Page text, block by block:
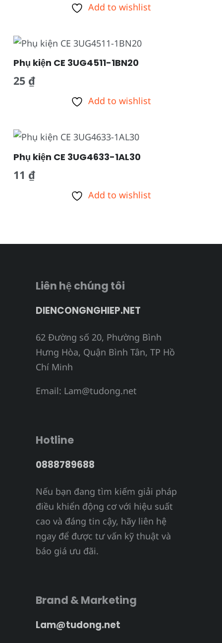
Add to wishlist
Phụ kiện CE 3UG4511-1BN20
25 ₫
Add to wishlist
Phụ kiện CE 3UG4633-1AL30
11 ₫
Add to wishlist
Liên hệ chúng tôi
DIENCONGNGHIEP.NET
62 Đường số 20, Phường Bình
Hưng Hòa, Quận Bình Tân, TP Hồ
Chí Minh
Email: Lam@tudong.net
Hotline
0888789688
Nếu bạn đang tìm kiếm giải pháp
điều khiển động cơ với hiệu suất
cao và đáng tin cậy, hãy liên hệ
ngay để được tư vấn kỹ thuật và
báo giá ưu đãi.
Brand & Marketing
Lam@tudong.net